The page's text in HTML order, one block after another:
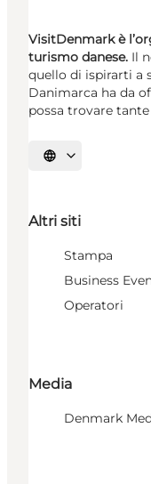
VisitDenmark è
turismo danese. Il
quello di ispirarti a
Danimarca ha da
possa trovare
Seleziona la lingua
Altri siti
Stampa
Business
Operatori
Media
Denmark